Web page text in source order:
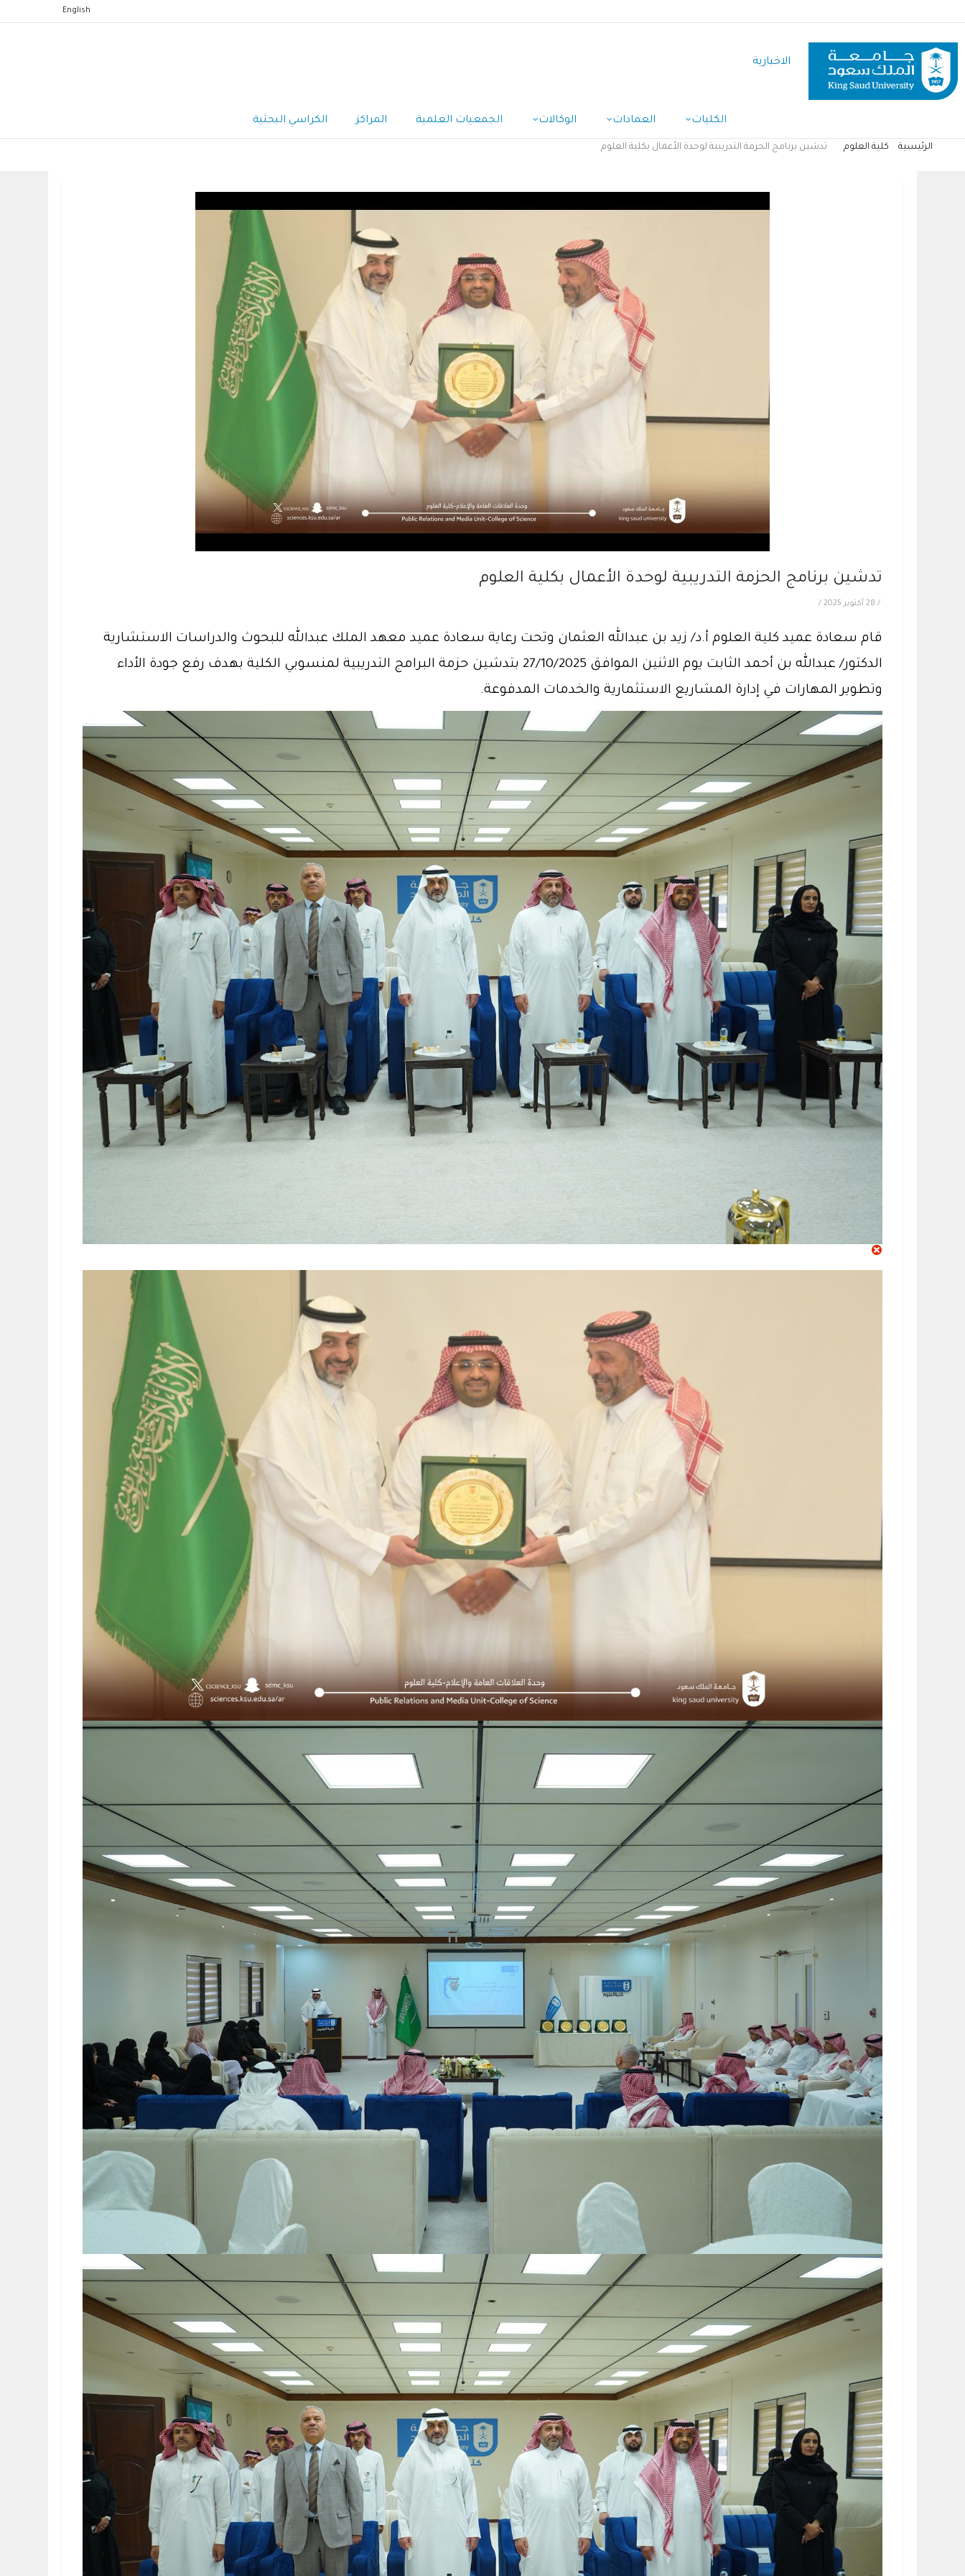
المحتوى
الرئيسي
English
الاخبارية
الكليات العمادات الوكالات الجمعيات العلمية المراكز الكراسي البحثية
الرئيسية كلية العلوم تدشين برنامج الحزمة التدريبية لوحدة الأعمال بكلية العلوم
تدشين برنامج الحزمة التدريبية لوحدة الأعمال بكلية العلوم
/ 28 أكتوبر 2025 /
قام سعادة عميد كلية العلوم أ.د/ زيد بن عبدالله العثمان وتحت رعاية سعادة عميد معهد الملك عبدالله للبحوث والدراسات الاستشارية
الدكتور/ عبدالله بن أحمد الثابت يوم الاثنين الموافق 27/10/2025 بتدشين حزمة البرامج التدريبية لمنسوبي الكلية بهدف رفع جودة الأداء
وتطوير المهارات في إدارة المشاريع الاستثمارية والخدمات المدفوعة.